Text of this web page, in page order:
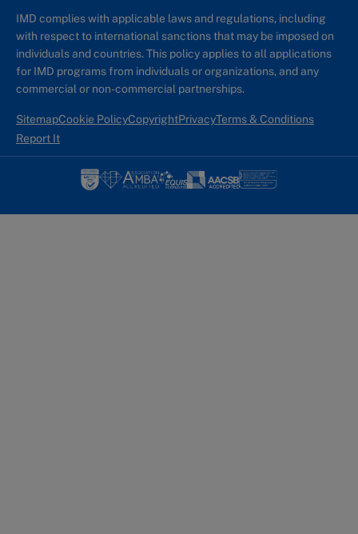
IMD complies with applicable laws and regulations, including
with respect to international sanctions that may be imposed on
individuals and countries. This policy applies to all applications
for IMD programs from individuals or organizations, and any
commercial or non-commercial partnerships.
SitemapCookie PolicyCopyrightPrivacyTerms & Conditions
Report It